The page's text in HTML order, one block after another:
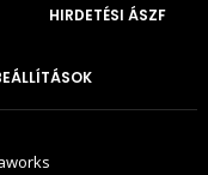
HIRDETÉSI ÁSZF